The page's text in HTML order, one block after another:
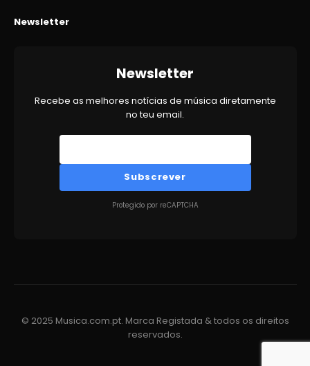
Newsletter
Newsletter
Recebe as melhores notícias de música diretamente
no teu email.
Subscrever
Protegido por reCAPTCHA
© 2025 Musica.com.pt. Marca Registada & todos os direitos
reservados.